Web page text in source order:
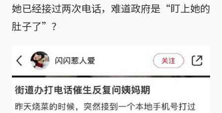
她已经接过两次电话，难道政府是“盯上她的
肚子了”？